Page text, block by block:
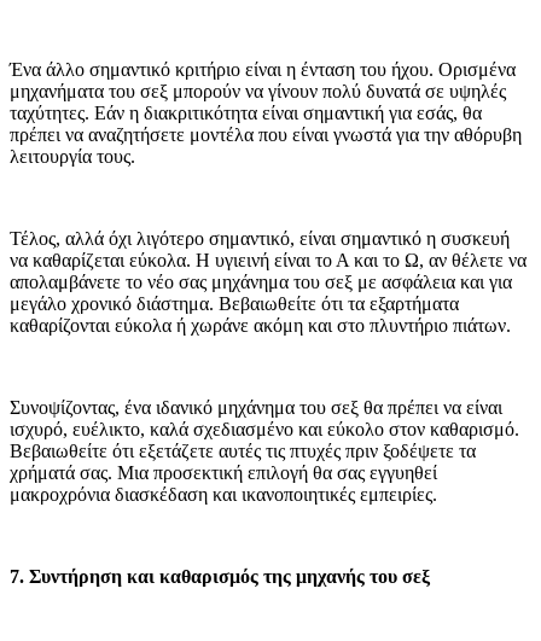
Ένα άλλο σημαντικό κριτήριο είναι η ένταση του ήχου. Ορισμένα
μηχανήματα του σεξ μπορούν να γίνουν πολύ δυνατά σε υψηλές
ταχύτητες. Εάν η διακριτικότητα είναι σημαντική για εσάς, θα
πρέπει να αναζητήσετε μοντέλα που είναι γνωστά για την αθόρυβη
λειτουργία τους.
Τέλος, αλλά όχι λιγότερο σημαντικό, είναι σημαντικό η συσκευή
να καθαρίζεται εύκολα. Η υγιεινή είναι το Α και το Ω, αν θέλετε να
απολαμβάνετε το νέο σας μηχάνημα του σεξ με ασφάλεια και για
μεγάλο χρονικό διάστημα. Βεβαιωθείτε ότι τα εξαρτήματα
καθαρίζονται εύκολα ή χωράνε ακόμη και στο πλυντήριο πιάτων.
Συνοψίζοντας, ένα ιδανικό μηχάνημα του σεξ θα πρέπει να είναι
ισχυρό, ευέλικτο, καλά σχεδιασμένο και εύκολο στον καθαρισμό.
Βεβαιωθείτε ότι εξετάζετε αυτές τις πτυχές πριν ξοδέψετε τα
χρήματά σας. Μια προσεκτική επιλογή θα σας εγγυηθεί
μακροχρόνια διασκέδαση και ικανοποιητικές εμπειρίες.
7. Συντήρηση και καθαρισμός της μηχανής του σεξ